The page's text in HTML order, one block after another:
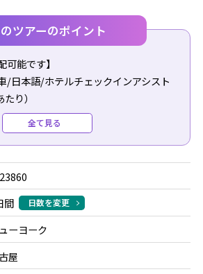
ツアーのポイント
可能です】
/日本語/ホテルチェックインアシスト
り）
/日本語）：$295（1台あたり）
ージカル：最大50%OFFで手配可
合わせください。
れる場合は、おひとり様追加代金
生いたします。
全て見る
間 日数を変更
ーヨーク
屋